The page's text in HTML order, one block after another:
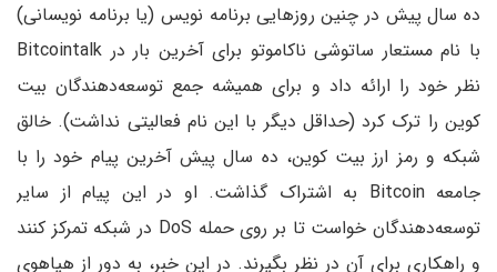
ده سال پیش در چنین روزهایی برنامه نویس (یا برنامه نویسانی)
با نام مستعار ساتوشی ناکاموتو برای آخرین بار در Bitcointalk
نظر خود را ارائه داد و برای همیشه جمع توسعه‌دهندگان بیت
کوین را ترک کرد (حداقل دیگر با این نام فعالیتی نداشت). خالق
شبکه و رمز ارز بیت کوین، ده سال پیش آخرین پیام خود را با
جامعه Bitcoin به اشتراک گذاشت. او در این پیام از سایر
توسعه‌دهندگان خواست تا بر روی حمله DoS در شبکه تمرکز کنند
و راهکاری برای آن در نظر بگیرند. در این خبر، به دور از هیاهوی